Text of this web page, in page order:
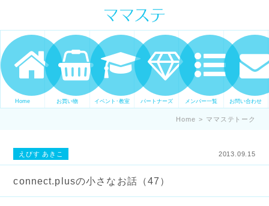
ママの才能発信します。 手づくり
表現ステージ ママステ スキル・セ
ンスを表現したいママが集まって
ます。
Home お買い物 イベント･教室 パートナーズ メンバー一覧 お問い合わせ
Home > ママステトーク
えびす あきこ 2013.09.15
connect.plusの小さなお話（47）